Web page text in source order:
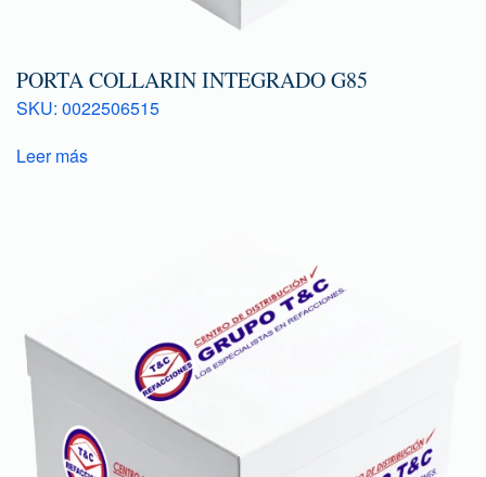
PORTA COLLARIN INTEGRADO G85
SKU: 0022506515
Leer más